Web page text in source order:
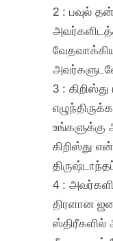
2 : பவுல்
3 : கிறிஸ்து
உங்களுக்கு
கிறிஸ்து
4 :
திரளான
ஸ்திரீகளில்